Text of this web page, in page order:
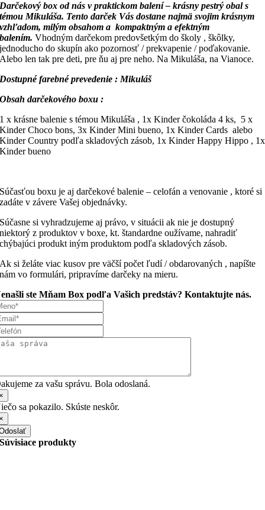
Darčekový box od nás v praktickom balení – krásny pestrý obal s
témou Mikuláša. Tento darček Vás dostane najmä svojim krásnym
vzhľadom, milým obsahom a kompaktným a efektným
balením. Vhodným darčekom predovšetkým do školy , škôlky,
jednoducho do skupín ako pozornosť / prekvapenie / poďakovanie.
Alebo len tak pre deti, pre ňu aj pre neho. Na Mikuláša, na Vianoce.
Dostupné farebné prevedenie : Mikuláš
Obsah darčekového boxu :
1 x krásne balenie s témou Mikuláša , 1x Kinder čokoláda 4 ks, 5 x
Kinder Choco bons, 3x Kinder Mini bueno, 1x Kinder Cards alebo
Kinder Country podľa skladových zásob, 1x Kinder Happy Hippo , 1x
Kinder bueno
Súčasťou boxu je aj darčekové balenie – celofán a venovanie , ktoré si
zadáte v závere Vašej objednávky.
Súčasne si vyhradzujeme aj právo, v situácii ak nie je dostupný
niektorý z produktov v boxe, kt. štandardne oužívame, nahradiť
chýbajúci produkt iným produktom podľa skladových zásob.
Ak si želáte viac kusov pre väčší počet ľudí / obdarovaných , napíšte
nám vo formulári, pripravíme darčeky na mieru.
ste Mňam Box podľa Vašich predstáv? Kontaktujte nás.
za vašu správu. Bola odoslaná.
sa pokazilo. Skúste neskôr.
Súvisiace produkty